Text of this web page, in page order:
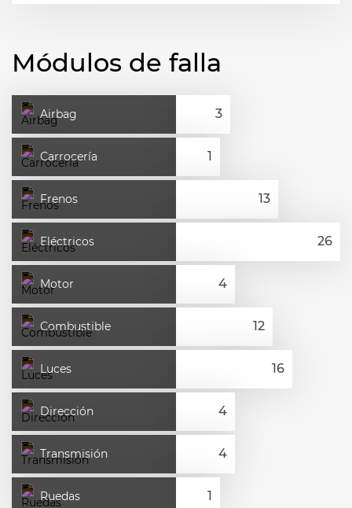
Módulos de falla
Airbag
Carrocería
Frenos
Eléctricos
Motor
Combustible
Luces
Dirección
Transmisión
Ruedas